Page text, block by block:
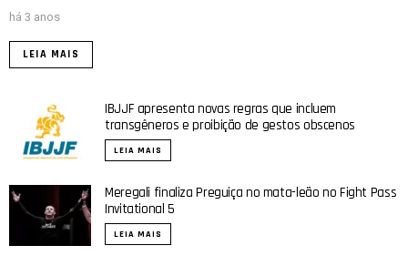
há 3 anos
LEIA MAIS
IBJJF apresenta novas regras que incluem
transgêneros e proibição de gestos obscenos
LEIA MAIS
Meregali finaliza Preguiça no mata-leão no Fight Pass
Invitational 5
LEIA MAIS